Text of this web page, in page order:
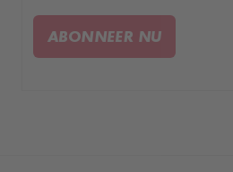
mensheid observeren?.
ABONNEER NU